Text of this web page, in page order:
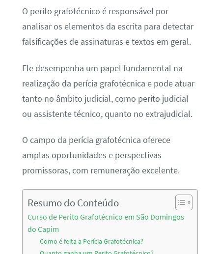
O perito grafotécnico é responsável por
analisar os elementos da escrita para detectar
falsificações de assinaturas e textos em geral.
Ele desempenha um papel fundamental na
realização da perícia grafotécnica e pode atuar
tanto no âmbito judicial, como perito judicial
ou assistente técnico, quanto no extrajudicial.
O campo da perícia grafotécnica oferece
amplas oportunidades e perspectivas
promissoras, com remuneração excelente.
Resumo do Conteúdo
Curso de Perito Grafotécnico em São Domingos
do Capim
Como é feita a Perícia Grafotécnica?